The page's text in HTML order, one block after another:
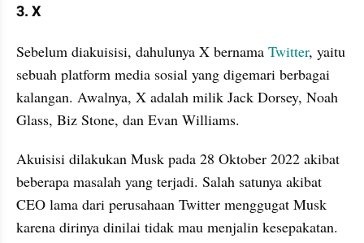
3. X
Sebelum diakuisisi, dahulunya X bernama Twitter, yaitu
sebuah platform media sosial yang digemari berbagai
kalangan. Awalnya, X adalah milik Jack Dorsey, Noah
Glass, Biz Stone, dan Evan Williams.
Akuisisi dilakukan Musk pada 28 Oktober 2022 akibat
beberapa masalah yang terjadi. Salah satunya akibat
CEO lama dari perusahaan Twitter menggugat Musk
karena dirinya dinilai tidak mau menjalin kesepakatan.